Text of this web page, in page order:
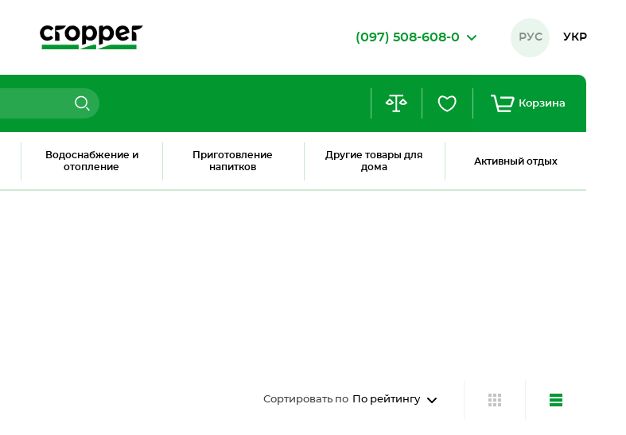
РУС УКР
Водоснабжение и
отопление
Приготовление
напитков
Другие товары для
дома
Активный отдых
(097) 508-608-0
Корзина
Сортировать по По рейтингу